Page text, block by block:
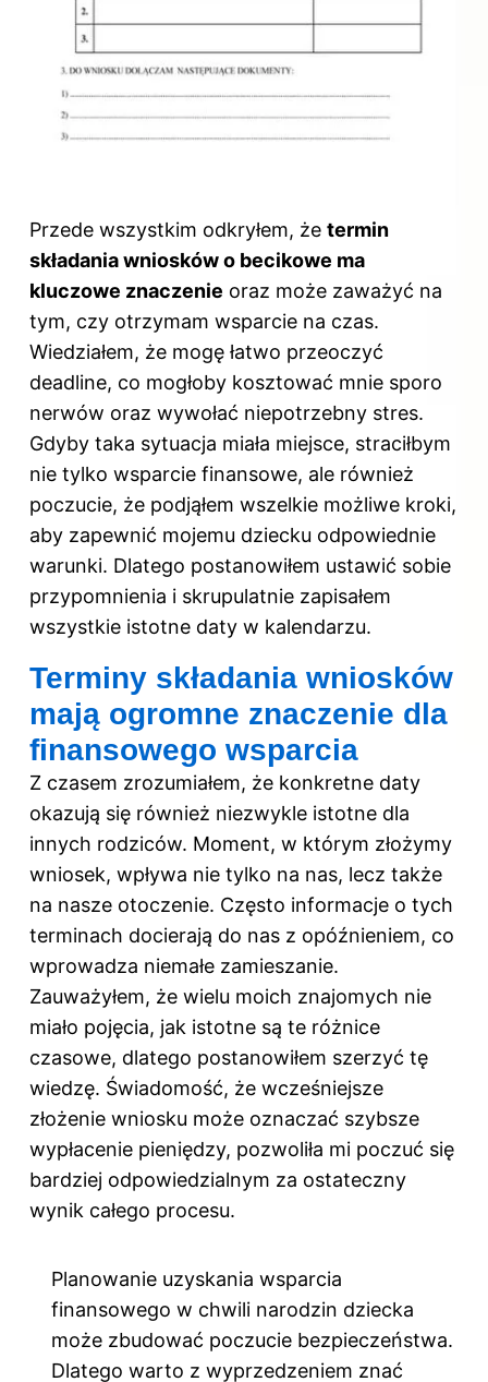
Przede wszystkim odkryłem, że termin
składania wniosków o becikowe ma
kluczowe znaczenie oraz może zaważyć na
tym, czy otrzymam wsparcie na czas.
Wiedziałem, że mogę łatwo przeoczyć
deadline, co mogłoby kosztować mnie sporo
nerwów oraz wywołać niepotrzebny stres.
Gdyby taka sytuacja miała miejsce, straciłbym
nie tylko wsparcie finansowe, ale również
poczucie, że podjąłem wszelkie możliwe kroki,
aby zapewnić mojemu dziecku odpowiednie
warunki. Dlatego postanowiłem ustawić sobie
przypomnienia i skrupulatnie zapisałem
wszystkie istotne daty w kalendarzu.
Terminy składania wniosków
mają ogromne znaczenie dla
finansowego wsparcia
Z czasem zrozumiałem, że konkretne daty
okazują się również niezwykle istotne dla
innych rodziców. Moment, w którym złożymy
wniosek, wpływa nie tylko na nas, lecz także
na nasze otoczenie. Często informacje o tych
terminach docierają do nas z opóźnieniem, co
wprowadza niemałe zamieszanie.
Zauważyłem, że wielu moich znajomych nie
miało pojęcia, jak istotne są te różnice
czasowe, dlatego postanowiłem szerzyć tę
wiedzę. Świadomość, że wcześniejsze
złożenie wniosku może oznaczać szybsze
wypłacenie pieniędzy, pozwoliła mi poczuć się
bardziej odpowiedzialnym za ostateczny
wynik całego procesu.
Planowanie uzyskania wsparcia
finansowego w chwili narodzin dziecka
może zbudować poczucie bezpieczeństwa.
Dlatego warto z wyprzedzeniem znać